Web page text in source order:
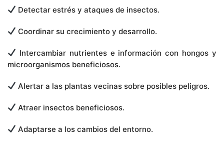
Detectar estrés y ataques de insectos.
Coordinar su crecimiento y desarrollo.
Intercambiar nutrientes e información con hongos y
microorganismos beneficiosos.
Alertar a las plantas vecinas sobre posibles peligros.
Atraer insectos beneficiosos.
Adaptarse a los cambios del entorno.